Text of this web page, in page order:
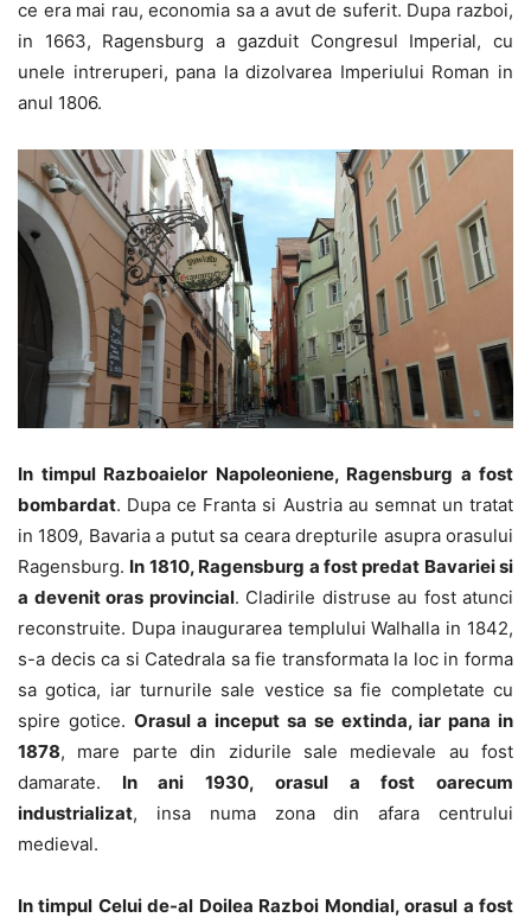
ce era mai rau, economia sa a avut de suferit. Dupa razboi,
in 1663, Ragensburg a gazduit Congresul Imperial, cu
unele intreruperi, pana la dizolvarea Imperiului Roman in
anul 1806.
In timpul Razboaielor Napoleoniene, Ragensburg a fost
bombardat. Dupa ce Franta si Austria au semnat un tratat
in 1809, Bavaria a putut sa ceara drepturile asupra orasului
Ragensburg. In 1810, Ragensburg a fost predat Bavariei si
a devenit oras provincial. Cladirile distruse au fost atunci
reconstruite. Dupa inaugurarea templului Walhalla in 1842,
s-a decis ca si Catedrala sa fie transformata la loc in forma
sa gotica, iar turnurile sale vestice sa fie completate cu
spire gotice. Orasul a inceput sa se extinda, iar pana in
1878, mare parte din zidurile sale medievale au fost
damarate. In ani 1930, orasul a fost oarecum
industrializat, insa numa zona din afara centrului
medieval.
In timpul Celui de-al Doilea Razboi Mondial, orasul a fost